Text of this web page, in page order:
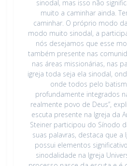
sinodal, mas isso não
muito a caminhar ainda.
caminhar. O próprio modo
modo muito sinodal, a
nós desejamos que esse
também presente nas
nas áreas missionárias, nas
igreja toda seja ela sinodal,
onde todos pelo
profundamente integrados
realmente povo de Deus”,
escuta presente na Igreja da
Steiner participou do Sínodo
suas palavras, destaca que a
possui elementos
sinodalidade na Igreja